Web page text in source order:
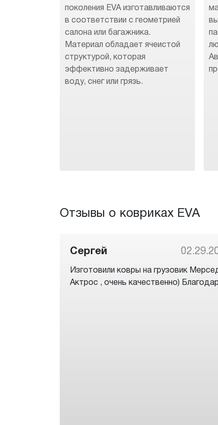
поколения EVA изготавливаются
в соответствии с геометрией
салона или багажника.
Материал обладает ячеистой
структурой, которая
эффективно задерживает
воду, снег или грязь.
Отзывы о ковриках EVA
Сергей
Изготовили ковры на грузовик
Актрос , очень качественно)